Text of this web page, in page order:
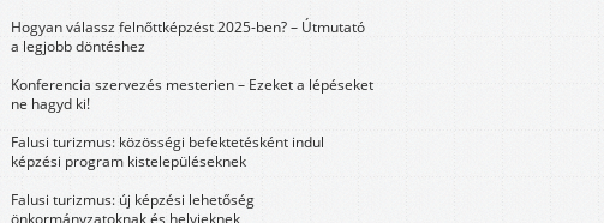
Hogyan válassz felnőttképzést 2025-ben? – Útmutató
a legjobb döntéshez
Konferencia szervezés mesterien – Ezeket a lépéseket
ne hagyd ki!
Falusi turizmus: közösségi befektetésként indul
képzési program kistelepüléseknek
Falusi turizmus: új képzési lehetőség
önkormányzatoknak és helyieknek